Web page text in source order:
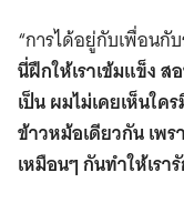
“การได้อยู่กับเพื่อนกั
นี่ฝึกให้เราเข้มแข็ง
เป็น ผมไม่เคยเห็นใค
ข้าวหม้อเดียวกัน เพ
เหมือนๆ กันทำให้เรา